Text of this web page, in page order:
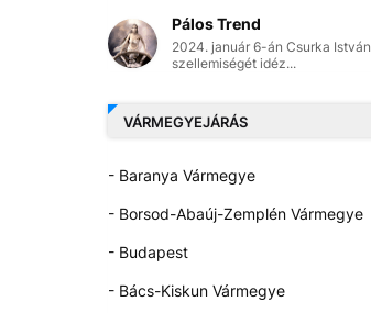
Pálos Trend
2024. január 6-án Csurka István
szellemiségét idéz...
VÁRMEGYEJÁRÁS
- Baranya Vármegye
- Borsod-Abaúj-Zemplén Vármegye
- Budapest
- Bács-Kiskun Vármegye